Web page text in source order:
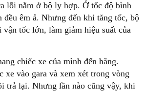
lỗi nằm ở bộ ly hợp. Ở tốc độ bình
đều êm ả. Nhưng đến khi tăng tốc, bộ
tốc lớn, làm giảm hiệu suất của
chiếc xe của mình đến hãng.
xe vào gara và xem xét trong vòng
trả lại. Nhưng lần nào cũng vậy, khi